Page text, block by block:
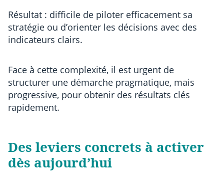
Résultat : difficile de piloter efficacement sa
stratégie ou d’orienter les décisions avec des
indicateurs clairs.
Face à cette complexité, il est urgent de
structurer une démarche pragmatique, mais
progressive, pour obtenir des résultats clés
rapidement.
Des leviers concrets à activer
dès aujourd’hui